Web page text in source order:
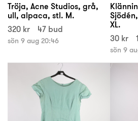
Tröja, Acne Studios, grå,
ull, alpaca, stl. M.
320 kr
47 bud
sön 9 aug 20:46
XL.
30 kr
sön 9